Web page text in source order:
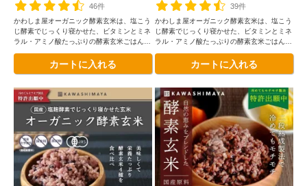
46件
かわしま屋オーガニック酵素玄米は、塩こう
じ酵素でじっくり寝かせた、ビタミンとミネ
ラル・アミノ酸たっぷりの酵素玄米ごはんで
しくなりました。ベーシック×8袋、もち麦
タイプ×8袋、雑穀タイプ×7袋、4色大豆×7
カートに入れる
39件
かわしま屋オーガニック酵素玄米は、塩こう
じ酵素でじっくり寝かせた、ビタミンとミネ
ラル・アミノ酸たっぷりの酵素玄米ごはんで
しくなりました。ベーシック×1袋、もち麦
タイプ×1袋、雑穀タイプ×1袋、4色大豆×1
カートに入れる